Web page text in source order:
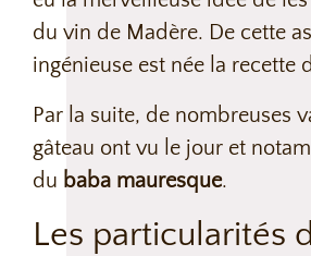
du vin de Madère. De cette
ingénieuse est née la recette
Par la suite, de nombreuses
gâteau ont vu le jour et
du baba mauresque.
Les particularités